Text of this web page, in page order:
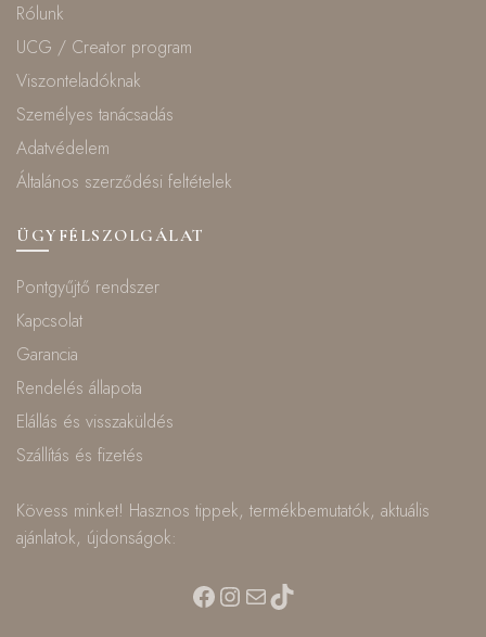
Rólunk
UCG / Creator program
Viszonteladóknak
Személyes tanácsadás
Adatvédelem
Általános szerződési feltételek
ÜGYFÉLSZOLGÁLAT
Pontgyűjtő rendszer
Kapcsolat
Garancia
Rendelés állapota
Elállás és visszaküldés
Szállítás és fizetés
Kövess minket! Hasznos tippek, termékbemutatók, aktuális
ajánlatok, újdonságok:
Facebook
Instagram
MailTikTok